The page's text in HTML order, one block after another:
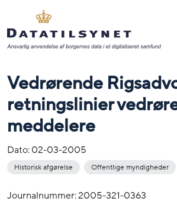
Vedrørende
retningslinier
meddelere
Dato:02-03-2005
Historisk afgørelse Offentlige myndigheder
Journalnummer: 2005-321-0363